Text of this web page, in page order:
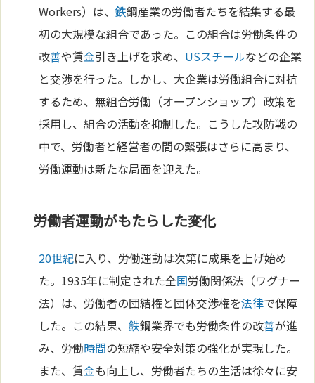
Workers）は、鉄鋼産業の労働者たちを結集する最
初の大規模な組合であった。この組合は労働条件の
改善や賃金引き上げを求め、 USスチールなどの企業
と交渉を行った。しかし、大企業は労働組合に対抗
するため、無組合労働（オープンショップ）政策を
採用し、組合の活動を抑制した。こうした攻防戦の
中で、労働者と経営者の間の緊張はさらに高まり、
労働運動は新たな局面を迎えた。
労働者運動がもたらした変化
20世紀に入り、労働運動は次第に成果を上げ始め
た。1935年に制定された全国労働関係法（ワグナー
法）は、労働者の団結権と団体交渉権を法律で保障
した。この結果、鉄鋼業界でも労働条件の改善が進
み、労働時間の短縮や安全対策の強化が実現した。
また、賃金も向上し、労働者たちの生活は徐々に安